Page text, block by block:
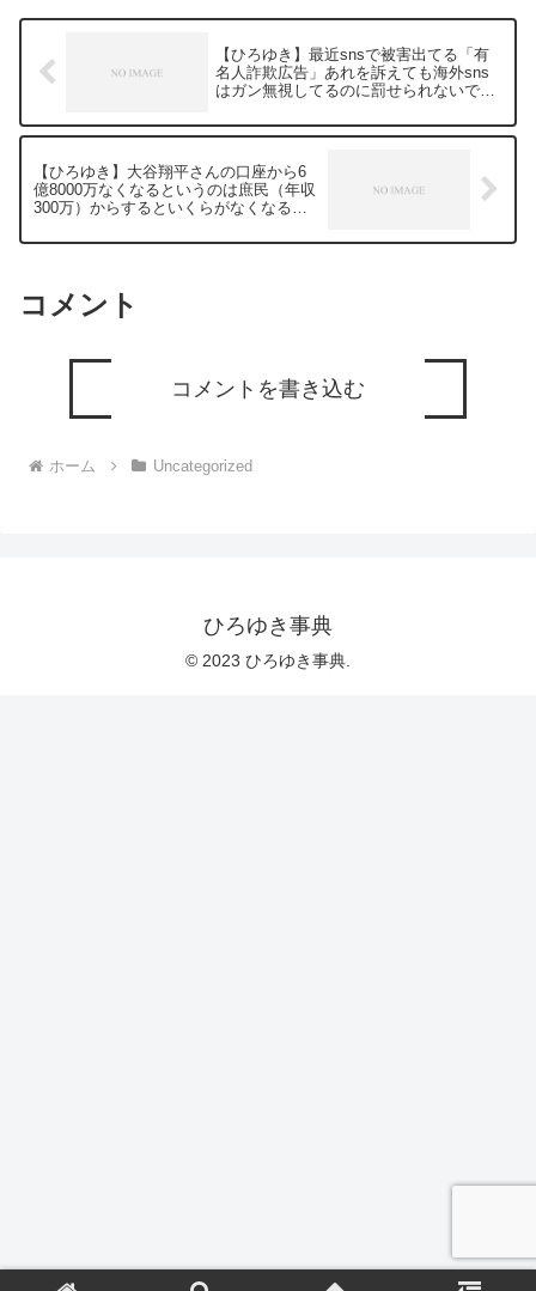
のサイトから検索してみてください。
https://hiroyuki-ziten.com/できるだけ、
多くの質問を今後も編集し、アップロー
て頂けたら、いいね！やチャンネル登録
【ひろゆき】最近snsで被害出てる「有
名人詐欺広告」あれを訴えても海外sns
はガン無視してるのに罰せられないです
【ひろゆき】大谷翔平さんの口座から6
億8000万なくなるというのは庶民（年収
300万）からするといくらがなくなる感
20240404
コメント
コメントを書き込む
ホーム Uncategorized
ひろゆき事典
© 2023 ひろゆき事典.